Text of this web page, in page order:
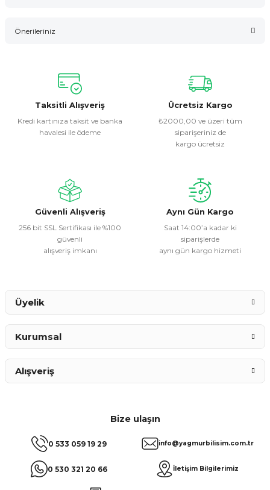
Önerileriniz
konularda yetersiz gördüğünüz noktaları öneri formunu
kullanarak tarafımıza iletebilirsiniz.
Görüş ve önerileriniz için teşekkür ederiz.
Ürün resmi kalitesiz, bozuk veya görüntülenemiyor.
Ürün fiyatı diğer sitelerden daha pahalı.
Bu ürüne benzer farklı alternatifler olmalı.
Taksitli Alışveriş
Kredi kartınıza taksit ve banka
havalesi ile ödeme
Ücretsiz Kargo
₺2000,00 ve üzeri tüm
siparişeriniz de
kargo ücretsiz
Güvenli Alışveriş
256 bit SSL Sertifikası ile %100
güvenli
alışveriş imkanı
Aynı Gün Kargo
Saat 14:00’a kadar ki
siparişlerde
aynı gün kargo hizmeti
Bize ulaşın
0 533 059 19 29
0 530 321 20 66
info@yagmurbilisim.com.tr
İletişim Bilgilerimiz
Üyelik
Kurumsal
Alışveriş